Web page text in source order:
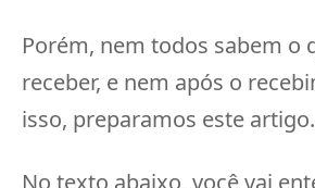
Porém, nem todos sabem o
receber, e nem após o
isso, preparamos este artigo.
No texto abaixo, você vai